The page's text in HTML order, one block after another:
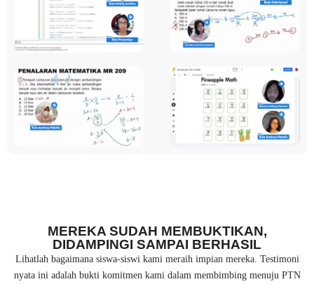
MEREKA SUDAH MEMBUKTIKAN,
DIDAMPINGI SAMPAI BERHASIL
Lihatlah bagaimana siswa-siswi kami meraih impian mereka. Testimoni
nyata ini adalah bukti komitmen kami dalam membimbing menuju PTN